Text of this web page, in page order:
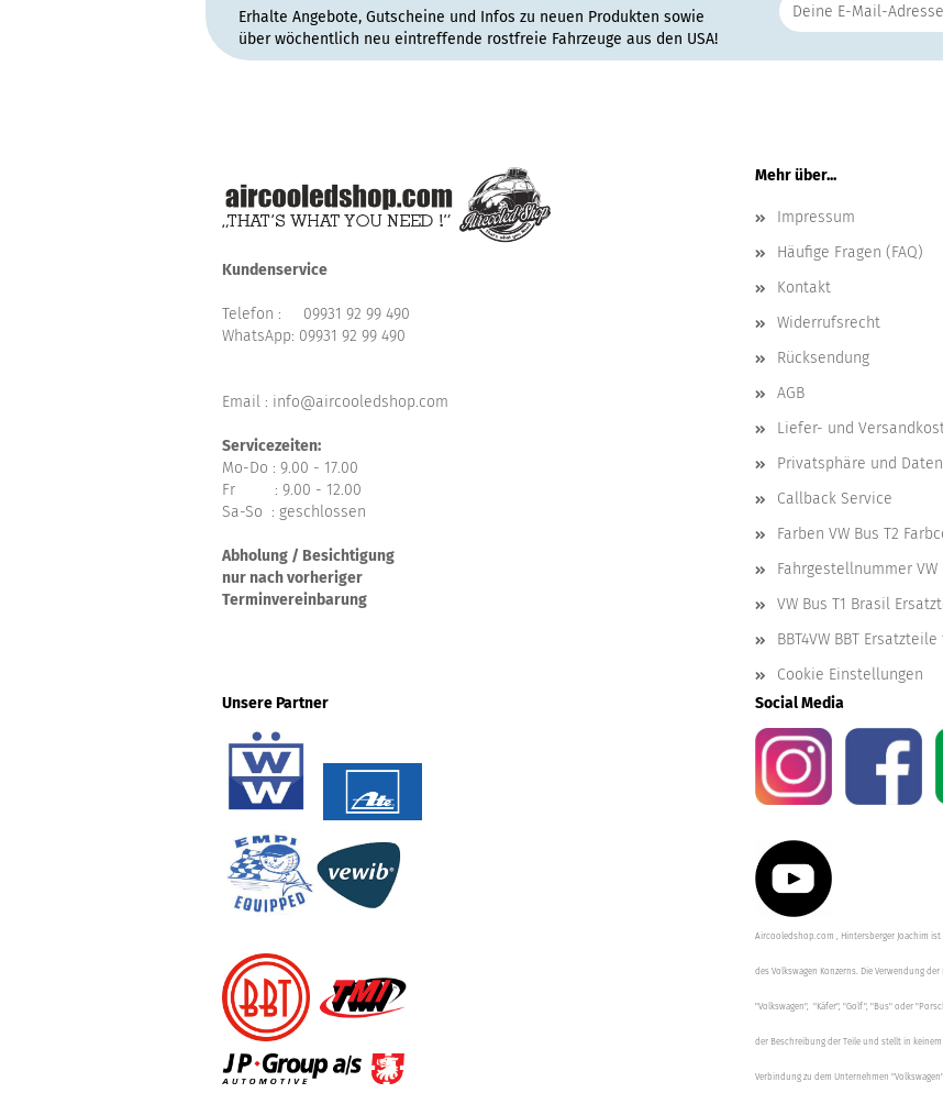
Erhalte Angebote, Gutscheine und Infos zu neuen Produkten sowie
über wöchentlich neu eintreffende rostfreie Fahrzeuge aus den USA!
Kundenservice
Telefon : 09931 92 99 490
WhatsApp: 09931 92 99 490
Email : info@aircooledshop.com
Servicezeiten:
Mo-Do : 9.00 - 17.00
Fr : 9.00 - 12.00
Sa-So : geschlossen
Abholung / Besichtigung
nur nach vorheriger
Terminvereinbarung
Mehr über...
Impressum
Häufige Fragen (FAQ)
Kontakt
Widerrufsrecht
Rücksendung
AGB
Liefer- und
Privatsphäre und
Callback Service
Farben VW Bus T2
Fahrgestellnummer VW
VW Bus T1 Brasil
BBT4VW BBT
Cookie Einstellungen
Unsere Partner
Social Media
Aircooledshop.com , Hintersberger Joachim
des Volkswagen Konzerns. Die Verwendung der
"Volkswagen", "Käfer", "Golf", "Bus" oder
der Beschreibung der Teile und stellt in keinem
Verbindung zu dem Unternehmen